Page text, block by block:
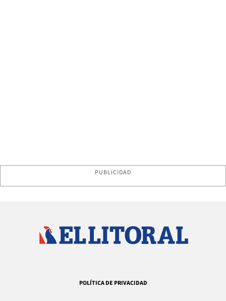
PUBLICIDAD
POLÍTICA DE PRIVACIDAD